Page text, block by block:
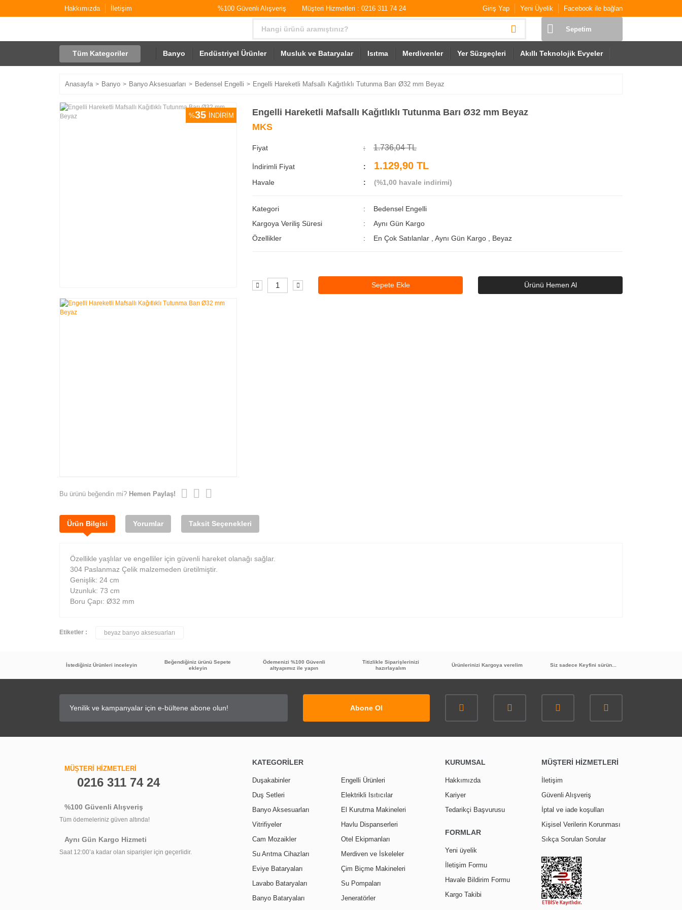
Hakkımızda İletişim %100 Güvenli Alışveriş Müşteri Hizmetleri : 0216 311 74 24 Giriş Yap Yeni Üyelik Facebook ile bağlan
Sepetim
Tüm Kategoriler Banyo Endüstriyel Ürünler Musluk ve Bataryalar Isıtma Merdivenler Yer Süzgeçleri Akıllı Teknolojik Evyeler
Anasayfa Banyo Banyo Aksesuarları Bedensel Engelli Engelli Hareketli Mafsallı Kağıtlıklı Tutunma Barı Ø32 mm Beyaz
%35 İNDİRİM
Bu ürünü beğendin mi? Hemen Paylaş!
Engelli Hareketli Mafsallı Kağıtlıklı Tutunma Barı Ø32 mm Beyaz
MKS
Fiyat 1.736,04 TL
İndirimli Fiyat 1.129,90 TL
Havale (%1,00 havale indirimi)
Kategori
Bedensel Engelli
Kargoya Veriliş Süresi
Aynı Gün Kargo
Özellikler
En Çok Satılanlar Aynı Gün Kargo Beyaz
Sepete Ekle Ürünü Hemen Al
Ürün Bilgisi Yorumlar Taksit Seçenekleri
Özellikle yaşlılar ve engelliler için güvenli hareket olanağı sağlar.
304 Paslanmaz Çelik malzemeden üretilmiştir.
Genişlik: 24 cm
Uzunluk: 73 cm
Boru Çapı: Ø32 mm
Yorum Yaz
Etiketler : beyaz banyo aksesuarları
İstediğiniz Ürünleri inceleyin
Beğendiğiniz ürünü Sepete
ekleyin
Ödemenizi %100 Güvenli
altyapımız ile yapın
Titizlikle Siparişlerinizi
hazırlayalım
Ürünlerinizi Kargoya verelim Siz sadece Keyfini sürün...
Abone Ol
MÜŞTERİ HİZMETLERİ
0216 311 74 24
%100 Güvenli Alışveriş
Tüm ödemeleriniz güven altında!
Aynı Gün Kargo Hizmeti
Saat 12:00’a kadar olan siparişler için geçerlidir.
KATEGORİLER
Duşakabinler
Duş Setleri
Banyo Aksesuarları
Vitrifiyeler
Cam Mozaikler
Su Arıtma Cihazları
Eviye Bataryaları
Lavabo Bataryaları
Banyo Bataryaları
Engelli Ürünleri
Elektrikli Isıtıcılar
El Kurutma Makineleri
Havlu Dispanserleri
Otel Ekipmanları
Merdiven ve İskeleler
Çim Biçme Makineleri
Su Pompaları
Jeneratörler
KURUMSAL
Hakkımızda
Kariyer
Tedarikçi Başvurusu
FORMLAR
Yeni üyelik
İletişim Formu
Havale Bildirim Formu
Kargo Takibi
MÜŞTERİ HİZMETLERİ
İletişim
Güvenli Alışveriş
İptal ve iade koşulları
Kişisel Verilerin Korunması
Sıkça Sorulan Sorular